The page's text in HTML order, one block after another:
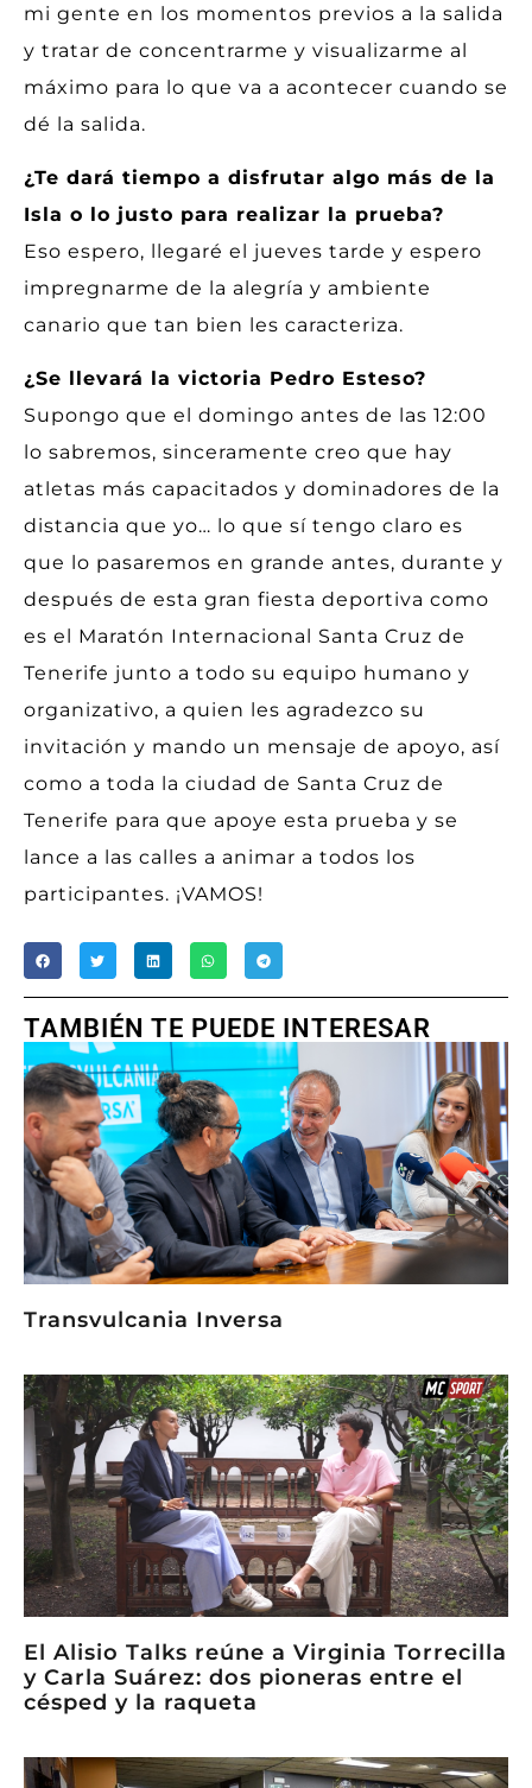
mi gente en los momentos previos a la salida
y tratar de concentrarme y visualizarme al
máximo para lo que va a acontecer cuando se
dé la salida.
¿Te dará tiempo a disfrutar algo más de la
Isla o lo justo para realizar la prueba?
Eso espero, llegaré el jueves tarde y espero
impregnarme de la alegría y ambiente
canario que tan bien les caracteriza.
¿Se llevará la victoria Pedro Esteso?
Supongo que el domingo antes de las 12:00
lo sabremos, sinceramente creo que hay
atletas más capacitados y dominadores de la
distancia que yo… lo que sí tengo claro es
que lo pasaremos en grande antes, durante y
después de esta gran fiesta deportiva como
es el Maratón Internacional Santa Cruz de
Tenerife junto a todo su equipo humano y
organizativo, a quien les agradezco su
invitación y mando un mensaje de apoyo, así
como a toda la ciudad de Santa Cruz de
Tenerife para que apoye esta prueba y se
lance a las calles a animar a todos los
participantes. ¡VAMOS!
TAMBIÉN TE PUEDE INTERESAR
Transvulcania Inversa
El Alisio Talks reúne a Virginia Torrecilla
y Carla Suárez: dos pioneras entre el
césped y la raqueta